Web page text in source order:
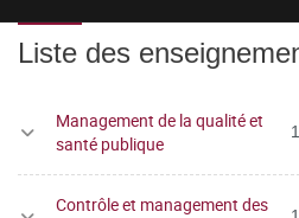
Liste des
Management de la qualité et
santé publique
Contrôle et management des